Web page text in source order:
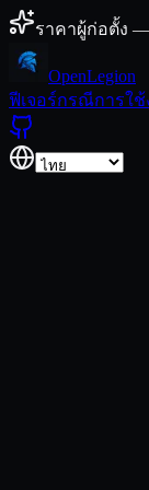
ข้ามไปยังเนื้อหา
ราคาผู้ก่อตั้ง
OpenLegion
ฟีเจอร์กรณีการใช้